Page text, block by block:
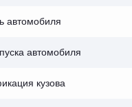
автомобиля
автомобиля
кузова